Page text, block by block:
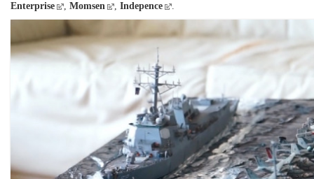
Enterprise ,Momsen ,Indepence .